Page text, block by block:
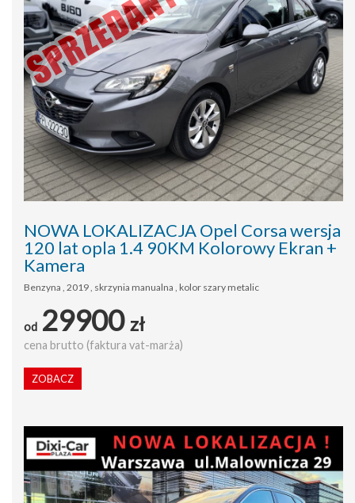
NOWA LOKALIZACJA Opel Corsa wersja
120 lat opla 1.4 90KM Kolorowy Ekran +
Kamera
Benzyna , 2019 , skrzynia manualna , kolor szary metalic
od 29900 zł
cena brutto (faktura vat-marża)
ZOBACZ